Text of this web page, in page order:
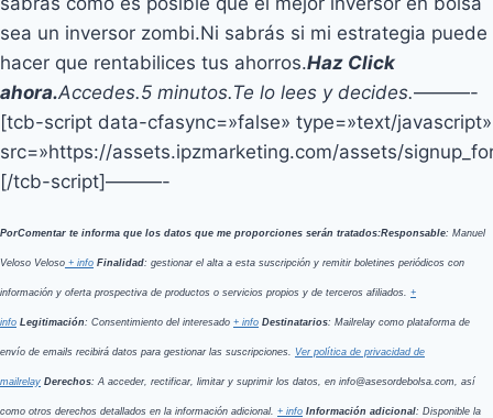
sea un inversor zombi.Ni sabrás si mi estrategia puede
hacer que rentabilices tus ahorros.Haz Click
ahora.Accedes.5 minutos.Te lo lees y decides.———-
[tcb-script data-cfasync=»false» type=»text/javascript»
src=»https://assets.ipzmarketing.com/assets/
[/tcb-script]———-
PorComentar te informa que los datos que me proporciones serán tratados:Responsable: Manuel
Veloso Veloso + info Finalidad: gestionar el alta a esta suscripción y remitir boletines periódicos con
información y oferta prospectiva de productos o servicios propios y de terceros afiliados. +
info Legitimación : Consentimiento del interesado + info Destinatarios: Mailrelay como plataforma de
envío de emails recibirá datos para gestionar las suscripciones. Ver política de privacidad de
mailrelay Derechos: A acceder, rectificar, limitar y suprimir los datos, en info@asesordebolsa.com, así
como otros derechos detallados en la información adicional. + info Información adicional: Disponible la